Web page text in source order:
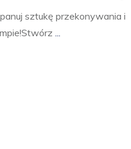
sztukę przekonywania i